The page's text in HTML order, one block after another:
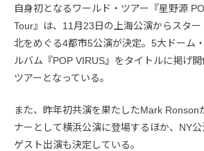
自身初となるワールド・ツアー『星野源
Tour』は、11月23日の上海公演からスタ
北をめぐる4都市5公演が決定。5大ドーム
ルバム『POP VIRUS』をタイトルに掲げ開
ツアーとなっている。
また、昨年初共演を果たしたMark Ronson
ナーとして横浜公演に登場するほか、NY公
ゲスト出演も決定している。